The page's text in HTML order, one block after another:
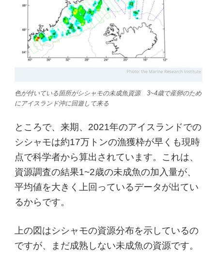
色が付いている箇所がシシャモの未成魚資源 3~4歳で産卵のため
にアイスランド沖に回遊して来る
ところで、来期、2021年のアイスランドでの
シシャモは約17万トンの漁獲枠が早くも現時
点で科学者から算出されています。これは、
資源調査の結果1~2歳の未成魚の加入量が、
平均値を大きく上回っているデータが出てい
るからです。
上の図はシシャモの資源分布を示しているの
ですが、まだ成熟しない未成魚の資源です。